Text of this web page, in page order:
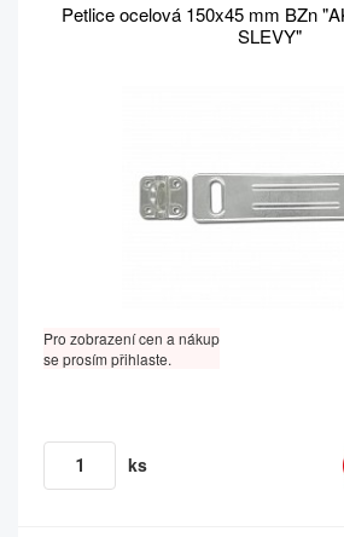
Petlice ocelová 150x45 mm BZn
SLEVY"
Pro zobrazení cen a nákup
se prosím přihlaste.
ks